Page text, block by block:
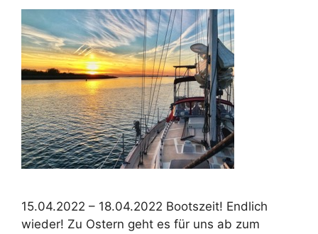
15.04.2022 – 18.04.2022 Bootszeit! Endlich
wieder! Zu Ostern geht es für uns ab zum